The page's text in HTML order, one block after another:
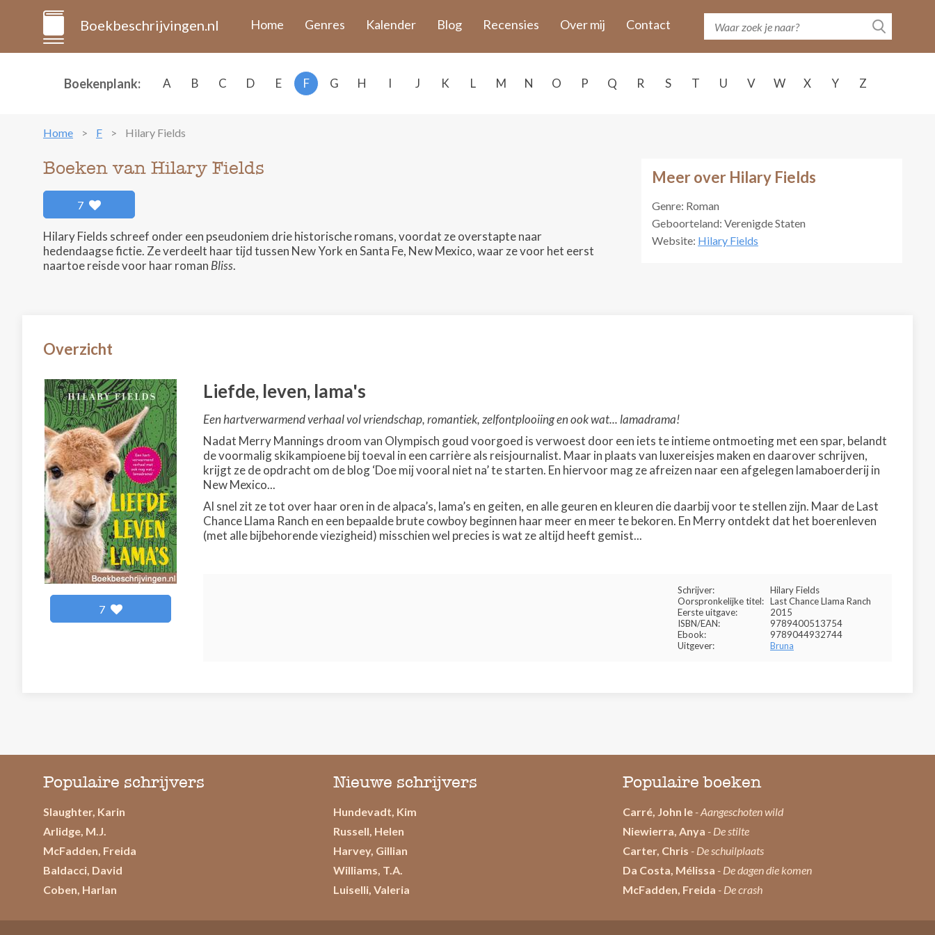
Boekbeschrijvingen.nl Home Genres Kalender Blog Recensies Over mij Contact
Boekenplank: A B C D E F G H I J K L M N O P Q R S T U V W X Y Z
Home F Hilary Fields
Meer over Hilary Fields
Genre: Roman
Geboorteland: Verenigde Staten
Website: Hilary Fields
Boeken van Hilary Fields
7
Hilary Fields schreef onder een pseudoniem drie historische romans, voordat ze overstapte naar
hedendaagse fictie. Ze verdeelt haar tijd tussen New York en Santa Fe, New Mexico, waar ze voor het eerst
naartoe reisde voor haar roman Bliss.
Overzicht
7
Liefde, leven, lama's
Een hartverwarmend verhaal vol vriendschap, romantiek, zelfontplooiing en ook wat... lamadrama!
Nadat Merry Mannings droom van Olympisch goud voorgoed is verwoest door een iets te intieme ontmoeting met een spar, belandt
de voormalig skikampioene bij toeval in een carrière als reisjournalist. Maar in plaats van luxereisjes maken en daarover schrijven,
krijgt ze de opdracht om de blog ‘Doe mij vooral niet na’ te starten. En hiervoor mag ze afreizen naar een afgelegen lamaboerderij in
New Mexico...
Al snel zit ze tot over haar oren in de alpaca’s, lama’s en geiten, en alle geuren en kleuren die daarbij voor te stellen zijn. Maar de Last
Chance Llama Ranch en een bepaalde brute cowboy beginnen haar meer en meer te bekoren. En Merry ontdekt dat het boerenleven
(met alle bijbehorende viezigheid) misschien wel precies is wat ze altijd heeft gemist...
Schrijver:
Hilary Fields
Oorspronkelijke titel: Last Chance Llama Ranch
Eerste uitgave:
2015
ISBN/EAN:
9789400513754
Ebook:
9789044932744
Uitgever:
Bruna
Populaire schrijvers
Slaughter, Karin
Arlidge, M.J.
McFadden, Freida
Baldacci, David
Coben, Harlan
Nieuwe schrijvers
Hundevadt, Kim
Russell, Helen
Harvey, Gillian
Williams, T.A.
Luiselli, Valeria
Populaire boeken
Carré, John le - Aangeschoten wild
Niewierra, Anya - De stilte
Carter, Chris - De schuilplaats
Da Costa, Mélissa - De dagen die komen
McFadden, Freida - De crash